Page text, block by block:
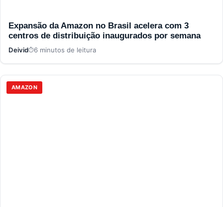
Expansão da Amazon no Brasil acelera com 3
centros de distribuição inaugurados por semana
Deivid 6 minutos de leitura
AMAZON